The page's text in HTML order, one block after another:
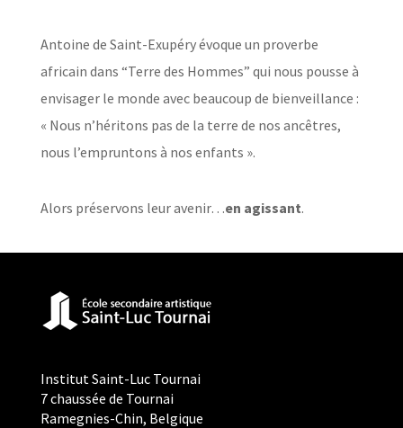
Antoine de Saint-Exupéry évoque un proverbe
africain dans “Terre des Hommes” qui nous pousse à
envisager le monde avec beaucoup de bienveillance :
« Nous n’héritons pas de la terre de nos ancêtres,
nous l’empruntons à nos enfants ».
Alors préservons leur avenir…en agissant.
Institut Saint-Luc Tournai
7 chaussée de Tournai
Ramegnies-Chin, Belgique